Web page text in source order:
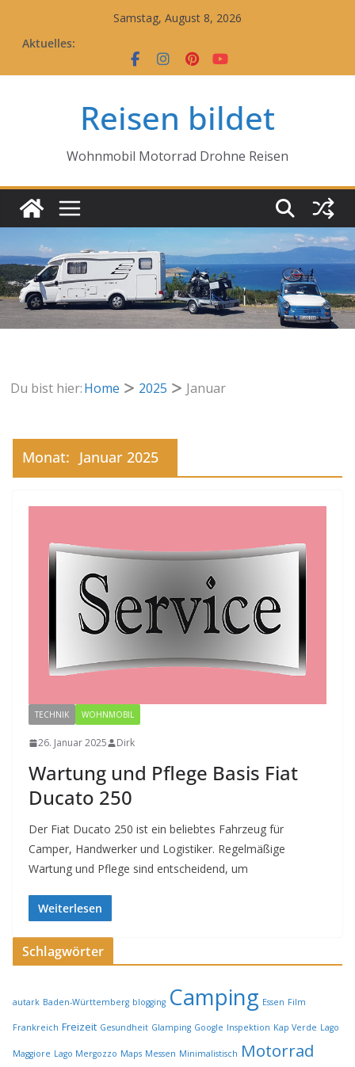
Samstag, August 8, 2026
Aktuelles:
Reisen bildet
Wohnmobil Motorrad Drohne Reisen
Du bist hier:Home 2025 Januar
Monat: Januar 2025
TECHNIK WOHNMOBIL
26. Januar 2025 Dirk
Wartung und Pflege Basis Fiat
Ducato 250
Der Fiat Ducato 250 ist ein beliebtes Fahrzeug für
Camper, Handwerker und Logistiker. Regelmäßige
Wartung und Pflege sind entscheidend, um
Weiterlesen
Schlagwörter
autark Baden-Württemberg blogging Camping Essen Film
Frankreich Freizeit Gesundheit Glamping Google Inspektion Kap Verde Lago
Maggiore Lago Mergozzo Maps Messen Minimalistisch Motorrad